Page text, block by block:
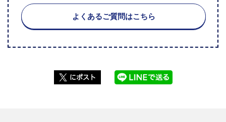
よくあるご質問はこちら